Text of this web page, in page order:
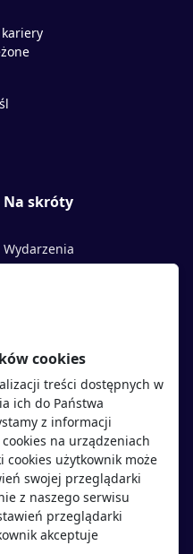
Na skróty
Wydarzenia
Polityka cookies
Polityka prywatności
Pracodawcy
Regulamin pracodawcy
Dodaj ogłoszenie
cookies
treści dostępnych w
ich do Państwa
z informacji
na urządzeniach
cookies użytkownik może
swojej przeglądarki
z naszego serwisu
przeglądarki
akceptuje